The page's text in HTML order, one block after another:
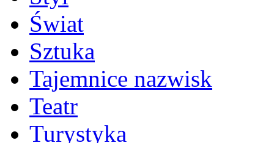
Świat
Sztuka
Tajemnice nazwisk
Teatr
Turystyka